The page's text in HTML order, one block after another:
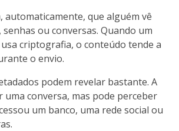
automaticamente, que alguém vê
ou conversas. Quando um
criptografia, o conteúdo tende a
o envio.
podem revelar bastante. A
uma conversa, mas pode perceber
um banco, uma rede social ou